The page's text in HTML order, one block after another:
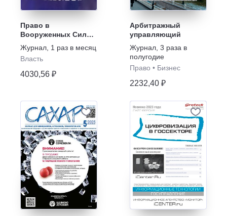
Право в
Вооруженных Силах
- Военно-правовое
обозрение
Журнал 1 раз в месяц
Власть
4030,56 ₽
Арбитражный
управляющий
Журнал 3 раза в
полугодие
Право • Бизнес
2232,40 ₽